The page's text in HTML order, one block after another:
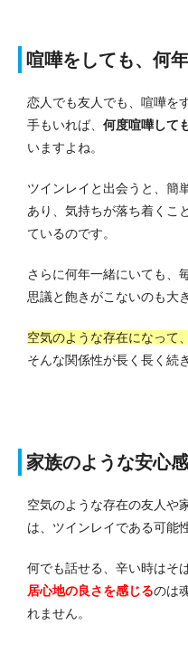
喧嘩をしても、何
恋人でも友人でも、喧嘩を
手もいれば、 何度喧嘩して
いますよね。
ツインレイと出会うと、簡
あり、気持ちが落ち着くこ
ているのです。
さらに何年一緒にいても、
思議と飽きがこないのも大
空気のような存在になって
そんな関係性が長く長く続
家族のような安心
空気のような存在の友人や
は、ツインレイである可能
何でも話せる、辛い時はそ
居心地の良さを感じるのは
れません。